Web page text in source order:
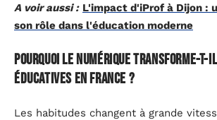
A voir aussi : L'impact d'iProf à Dijon :
son rôle dans l'éducation moderne
Pourquoi le numérique transforme-t-
éducatives en France ?
Les habitudes changent à grande